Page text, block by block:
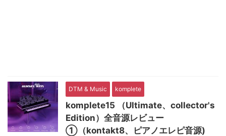
DTM & Music komplete
komplete15 （Ultimate、collector's
Edition）全音源レビュー
①（kontakt8、ピアノエレピ音源)